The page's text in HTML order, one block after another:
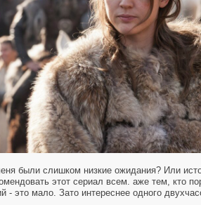
были слишком низкие ожидания? Или
этот сериал всем. аже тем, кто
- это мало. Зато интереснее одного